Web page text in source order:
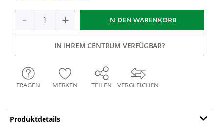
- + IN DEN WARENKORB
IN IHREM CENTRUM VERFÜGBAR?
VERGLEICHEN
FRAGEN MERKEN TEILEN
Produktdetails